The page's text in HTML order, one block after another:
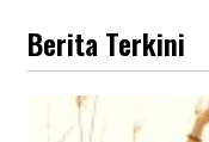
Berita Terkini